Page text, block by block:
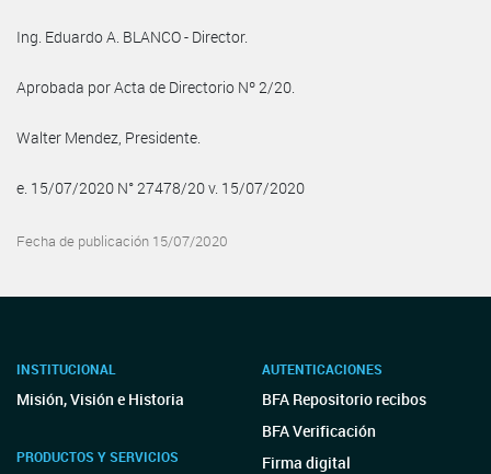
Ing. Eduardo A. BLANCO - Director.
Aprobada por Acta de Directorio Nº 2/20.
Walter Mendez, Presidente.
e. 15/07/2020 N° 27478/20 v. 15/07/2020
Fecha de publicación 15/07/2020
INSTITUCIONAL
Misión, Visión e Historia
PRODUCTOS Y SERVICIOS
AUTENTICACIONES
BFA Repositorio recibos
BFA Verificación
Firma digital